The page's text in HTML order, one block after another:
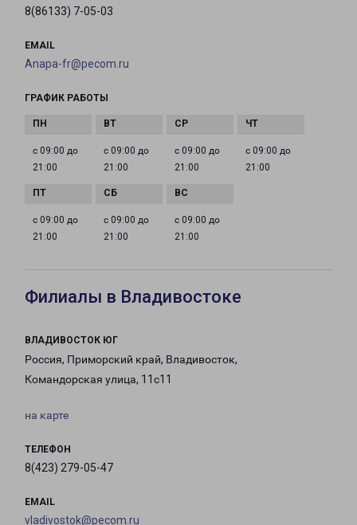
8(86133) 7-05-03
EMAIL
Anapa-fr@pecom.ru
ГРАФИК РАБОТЫ
с 09:00 до
21:00
с 09:00 до
21:00
с 09:00 до
21:00
с 09:00 до
21:00
с 09:00 до
21:00
с 09:00 до
21:00
с 09:00 до
21:00
Филиалы в Владивостоке
ВЛАДИВОСТОК ЮГ
Россия, Приморский край, Владивосток,
Командорская улица, 11с11
на карте
ТЕЛЕФОН
8(423) 279-05-47
EMAIL
vladivostok@pecom.ru